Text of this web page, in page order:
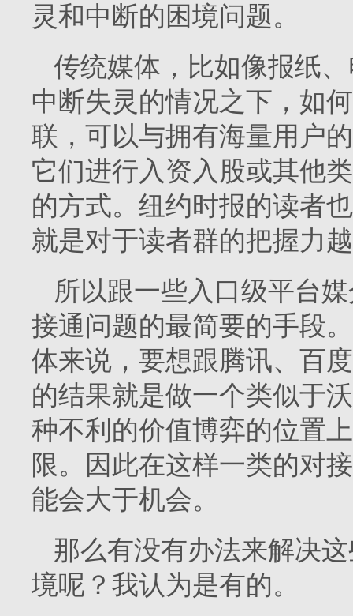
灵和中断的困境问题。
传统媒体，比如像报纸
中断失灵的情况之下，如
联，可以与拥有海量用户
它们进行入资入股或其他
的方式。纽约时报的读者
就是对于读者群的把握力
所以跟一些入口级平台
接通问题的最简要的手段
体来说，要想跟腾讯、百
的结果就是做一个类似于
种不利的价值博弈的位置
限。因此在这样一类的对
能会大于机会。
那么有没有办法来解决
境呢？我认为是有的。